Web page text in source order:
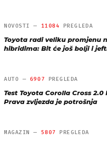
NOVOSTI — 11084 PREGLEDA
Toyota radi veliku promjenu
hibridima: Bit će još bolji i
AUTO — 6907 PREGLEDA
Test Toyota Corolla Cross 2.0
Prava zvijezda je potrošnja
MAGAZIN — 5807 PREGLEDA